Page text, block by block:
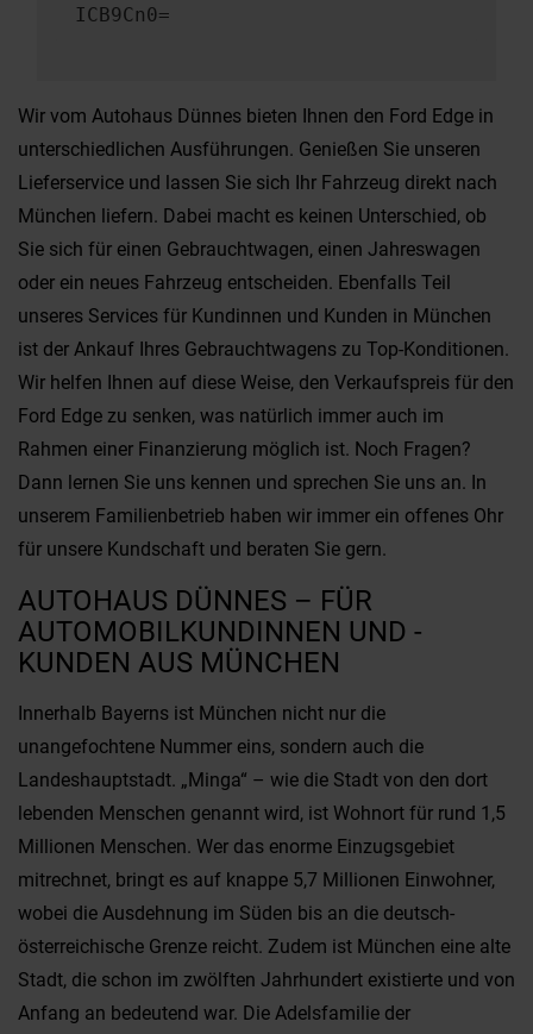
ICB9Cn0=
Wir vom Autohaus Dünnes bieten Ihnen den Ford Edge in
unterschiedlichen Ausführungen. Genießen Sie unseren
Lieferservice und lassen Sie sich Ihr Fahrzeug direkt nach
München liefern. Dabei macht es keinen Unterschied, ob
Sie sich für einen Gebrauchtwagen, einen Jahreswagen
oder ein neues Fahrzeug entscheiden. Ebenfalls Teil
unseres Services für Kundinnen und Kunden in München
ist der Ankauf Ihres Gebrauchtwagens zu Top-Konditionen.
Wir helfen Ihnen auf diese Weise, den Verkaufspreis für den
Ford Edge zu senken, was natürlich immer auch im
Rahmen einer Finanzierung möglich ist. Noch Fragen?
Dann lernen Sie uns kennen und sprechen Sie uns an. In
unserem Familienbetrieb haben wir immer ein offenes Ohr
für unsere Kundschaft und beraten Sie gern.
AUTOHAUS DÜNNES – FÜR
AUTOMOBILKUNDINNEN UND -
KUNDEN AUS MÜNCHEN
Innerhalb Bayerns ist München nicht nur die
unangefochtene Nummer eins, sondern auch die
Landeshauptstadt. „Minga“ – wie die Stadt von den dort
lebenden Menschen genannt wird, ist Wohnort für rund 1,5
Millionen Menschen. Wer das enorme Einzugsgebiet
mitrechnet, bringt es auf knappe 5,7 Millionen Einwohner,
wobei die Ausdehnung im Süden bis an die deutsch-
österreichische Grenze reicht. Zudem ist München eine alte
Stadt, die schon im zwölften Jahrhundert existierte und von
Anfang an bedeutend war. Die Adelsfamilie der